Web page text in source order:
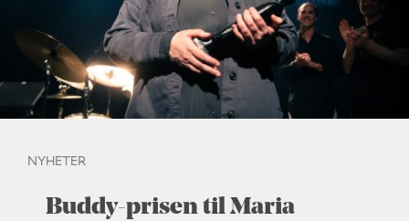
NYHETER
Buddy-prisen til Maria